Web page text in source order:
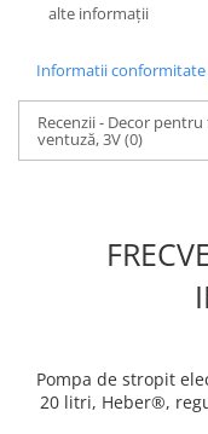
alte informaţii
Informatii
Recenzii - Decor
ventuză, 3V(0)
Pompa de stropit
20 litri, Heber®,